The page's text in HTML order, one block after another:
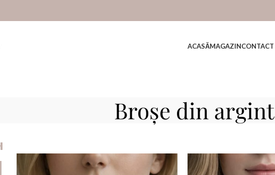
ACASĂMAGAZINCONTACT
Broșe din argint